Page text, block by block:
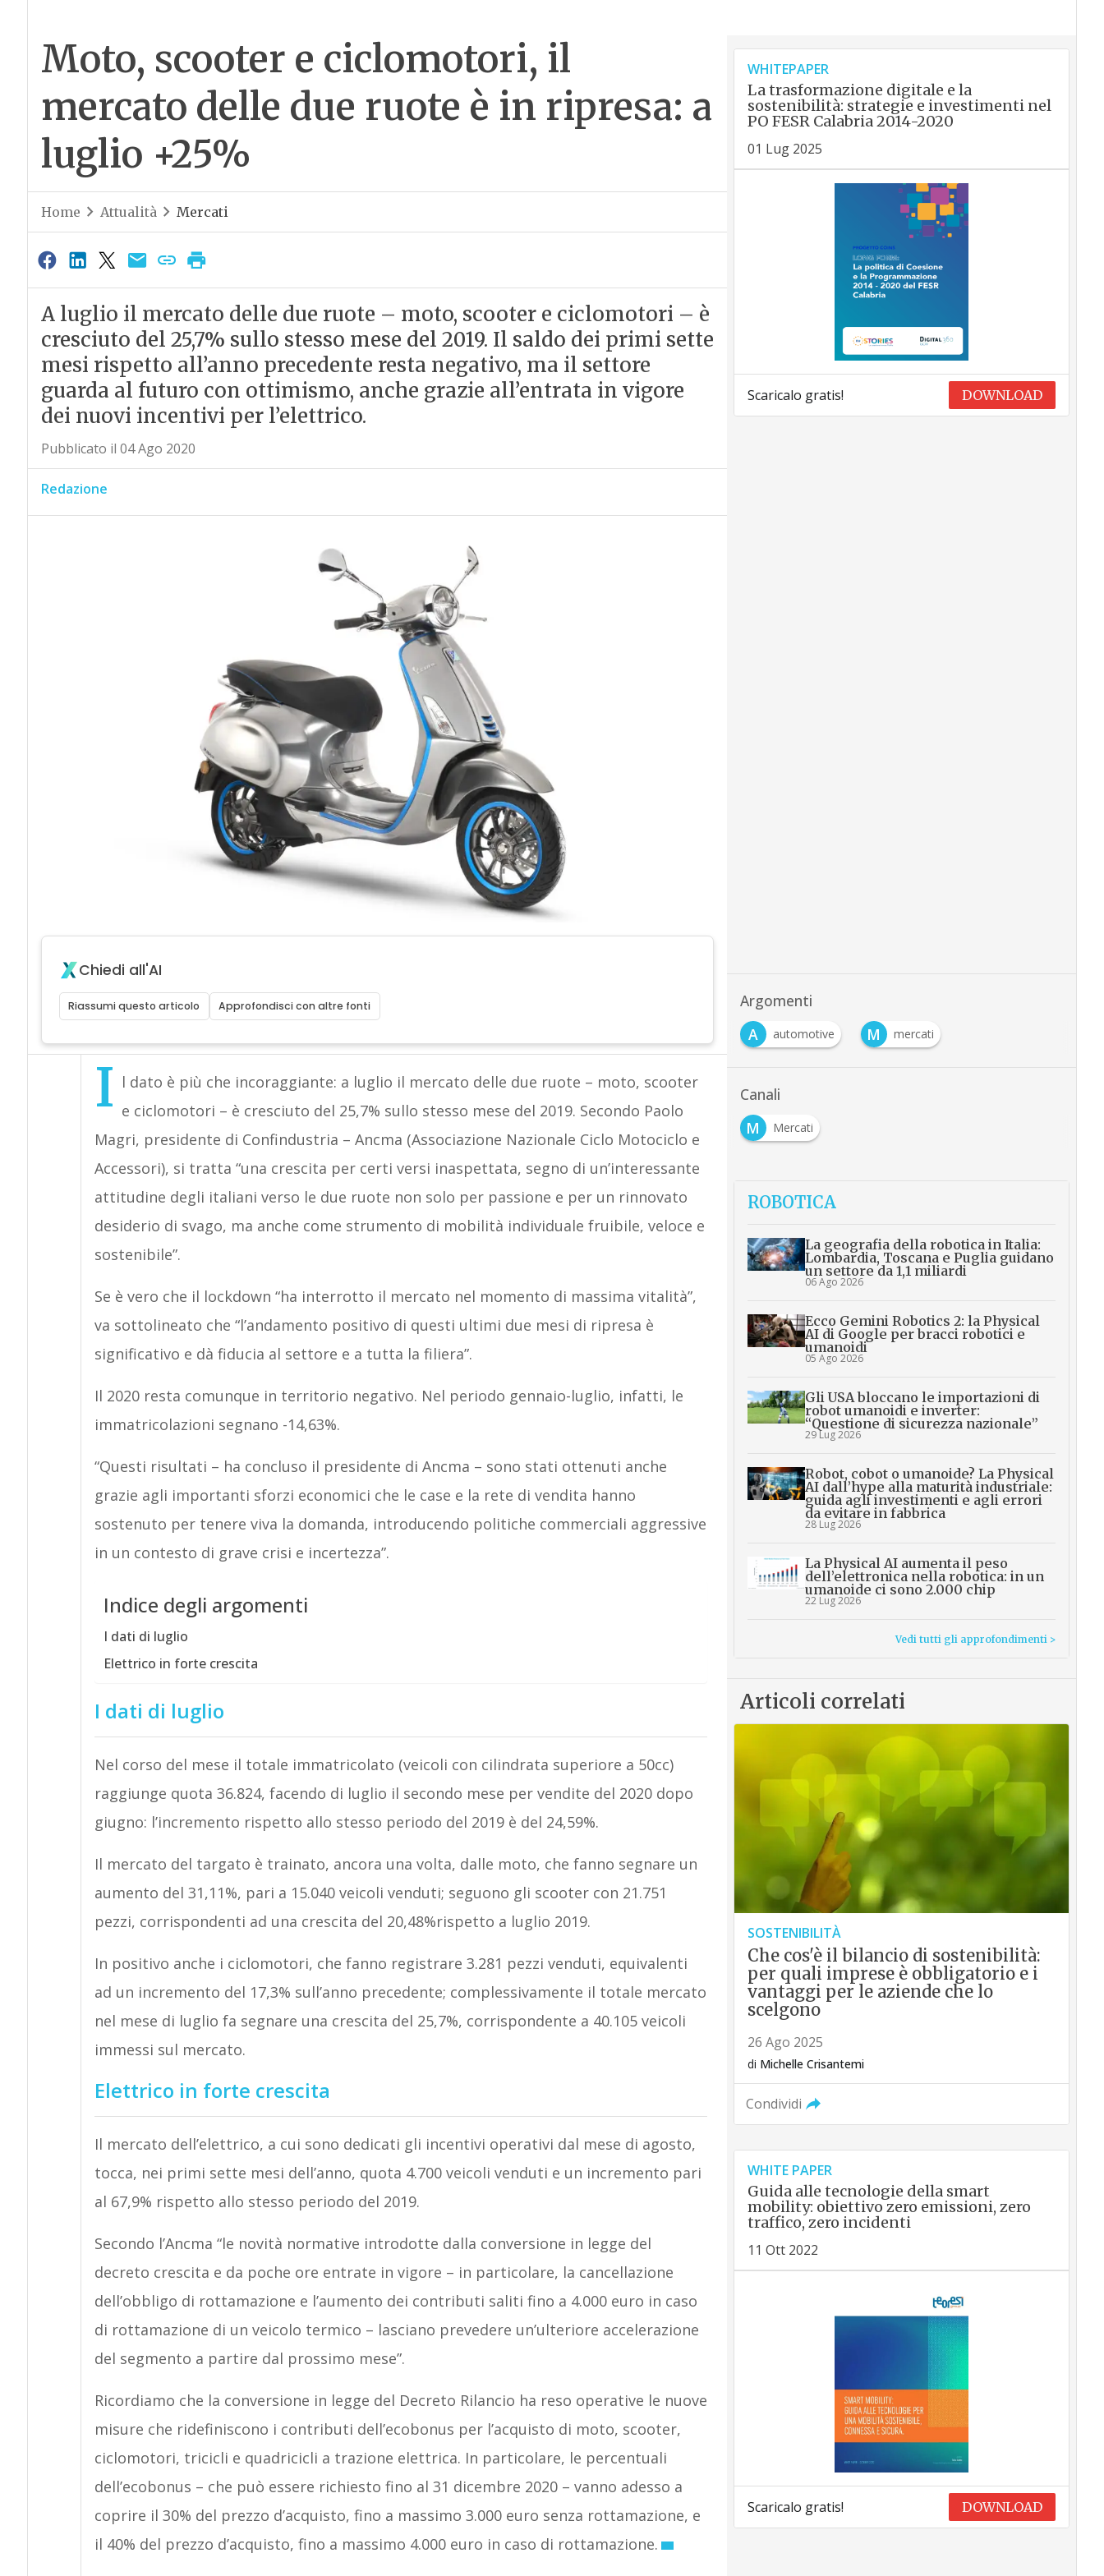
Moto, scooter e ciclomotori, il
mercato delle due ruote è in ripresa: a
luglio +25%
Home Attualità Mercati
A luglio il mercato delle due ruote – moto, scooter e ciclomotori – è
cresciuto del 25,7% sullo stesso mese del 2019. Il saldo dei primi sette
mesi rispetto all’anno precedente resta negativo, ma il settore
guarda al futuro con ottimismo, anche grazie all’entrata in vigore
dei nuovi incentivi per l’elettrico.
Pubblicato il 04 Ago 2020
Redazione
Chiedi all'AI
Riassumi questo articolo Approfondisci con altre fonti
I l dato è più che incoraggiante: a luglio il mercato delle due ruote – moto, scooter
e ciclomotori – è cresciuto del 25,7% sullo stesso mese del 2019. Secondo Paolo
Magri, presidente di Confindustria – Ancma (Associazione Nazionale Ciclo Motociclo e
Accessori), si tratta “una crescita per certi versi inaspettata, segno di un’interessante
attitudine degli italiani verso le due ruote non solo per passione e per un rinnovato
desiderio di svago, ma anche come strumento di mobilità individuale fruibile, veloce e
sostenibile”.
Se è vero che il lockdown “ha interrotto il mercato nel momento di massima vitalità”,
va sottolineato che “l’andamento positivo di questi ultimi due mesi di ripresa è
significativo e dà fiducia al settore e a tutta la filiera”.
Il 2020 resta comunque in territorio negativo. Nel periodo gennaio-luglio, infatti, le
immatricolazioni segnano -14,63%.
“Questi risultati – ha concluso il presidente di Ancma – sono stati ottenuti anche
grazie agli importanti sforzi economici che le case e la rete di vendita hanno
sostenuto per tenere viva la domanda, introducendo politiche commerciali aggressive
in un contesto di grave crisi e incertezza”.
Indice degli argomenti
I dati di luglio
Elettrico in forte crescita
I dati di luglio
Nel corso del mese il totale immatricolato (veicoli con cilindrata superiore a 50cc)
raggiunge quota 36.824, facendo di luglio il secondo mese per vendite del 2020 dopo
giugno: l’incremento rispetto allo stesso periodo del 2019 è del 24,59%.
Il mercato del targato è trainato, ancora una volta, dalle moto, che fanno segnare un
aumento del 31,11%, pari a 15.040 veicoli venduti; seguono gli scooter con 21.751
pezzi, corrispondenti ad una crescita del 20,48%rispetto a luglio 2019.
In positivo anche i ciclomotori, che fanno registrare 3.281 pezzi venduti, equivalenti
ad un incremento del 17,3% sull’anno precedente; complessivamente il totale mercato
nel mese di luglio fa segnare una crescita del 25,7%, corrispondente a 40.105 veicoli
immessi sul mercato.
Elettrico in forte crescita
Il mercato dell’elettrico, a cui sono dedicati gli incentivi operativi dal mese di agosto,
tocca, nei primi sette mesi dell’anno, quota 4.700 veicoli venduti e un incremento pari
al 67,9% rispetto allo stesso periodo del 2019.
Secondo l’Ancma “le novità normative introdotte dalla conversione in legge del
decreto crescita e da poche ore entrate in vigore – in particolare, la cancellazione
dell’obbligo di rottamazione e l’aumento dei contributi saliti fino a 4.000 euro in caso
di rottamazione di un veicolo termico – lasciano prevedere un’ulteriore accelerazione
del segmento a partire dal prossimo mese”.
Ricordiamo che la conversione in legge del Decreto Rilancio ha reso operative le nuove
misure che ridefiniscono i contributi dell’ecobonus per l’acquisto di moto, scooter,
ciclomotori, tricicli e quadricicli a trazione elettrica. In particolare, le percentuali
dell’ecobonus – che può essere richiesto fino al 31 dicembre 2020 – vanno adesso a
coprire il 30% del prezzo d’acquisto, fino a massimo 3.000 euro senza rottamazione, e
il 40% del prezzo d’acquisto, fino a massimo 4.000 euro in caso di rottamazione.
WHITEPAPER
La trasformazione digitale e la
sostenibilità: strategie e investimenti nel
PO FESR Calabria 2014-2020
01 Lug 2025
Scaricalo gratis! DOWNLOAD
Argomenti
A
automotive M mercati
Canali
M
Mercati
ROBOTICA
La geografia della robotica in Italia:
Lombardia, Toscana e Puglia guidano
un settore da 1,1 miliardi
06 Ago 2026
Ecco Gemini Robotics 2: la Physical
AI di Google per bracci robotici e
umanoidi
05 Ago 2026
Gli USA bloccano le importazioni di
robot umanoidi e inverter:
“Questione di sicurezza nazionale”
29 Lug 2026
Robot, cobot o umanoide? La Physical
AI dall’hype alla maturità industriale:
guida agli investimenti e agli errori
da evitare in fabbrica
28 Lug 2026
La Physical AI aumenta il peso
dell’elettronica nella robotica: in un
umanoide ci sono 2.000 chip
22 Lug 2026
Vedi tutti gli approfondimenti >
Articoli correlati
SOSTENIBILITÀ
Che cos'è il bilancio di sostenibilità:
per quali imprese è obbligatorio e i
vantaggi per le aziende che lo
scelgono
26 Ago 2025
di Michelle Crisantemi
Condividi
WHITE PAPER
Guida alle tecnologie della smart
mobility: obiettivo zero emissioni, zero
traffico, zero incidenti
11 Ott 2022
Scaricalo gratis! DOWNLOAD